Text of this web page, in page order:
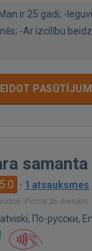
ir 25 gadi; -
-Ar izcilību
samanta
5.0 · 1 atsauksmes
Pirms 26 dienām
По-русски,